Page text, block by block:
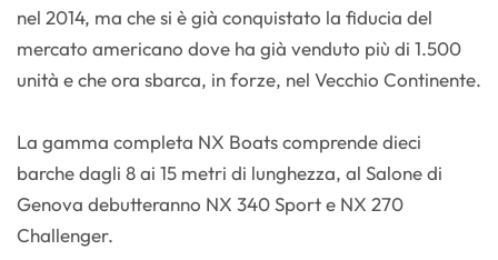
nel 2014, ma che si è già conquistato la fiducia del
mercato americano dove ha già venduto più di 1.500
unità e che ora sbarca, in forze, nel Vecchio Continente.
La gamma completa NX Boats comprende dieci
barche dagli 8 ai 15 metri di lunghezza, al Salone di
Genova debutteranno NX 340 Sport e NX 270
Challenger.